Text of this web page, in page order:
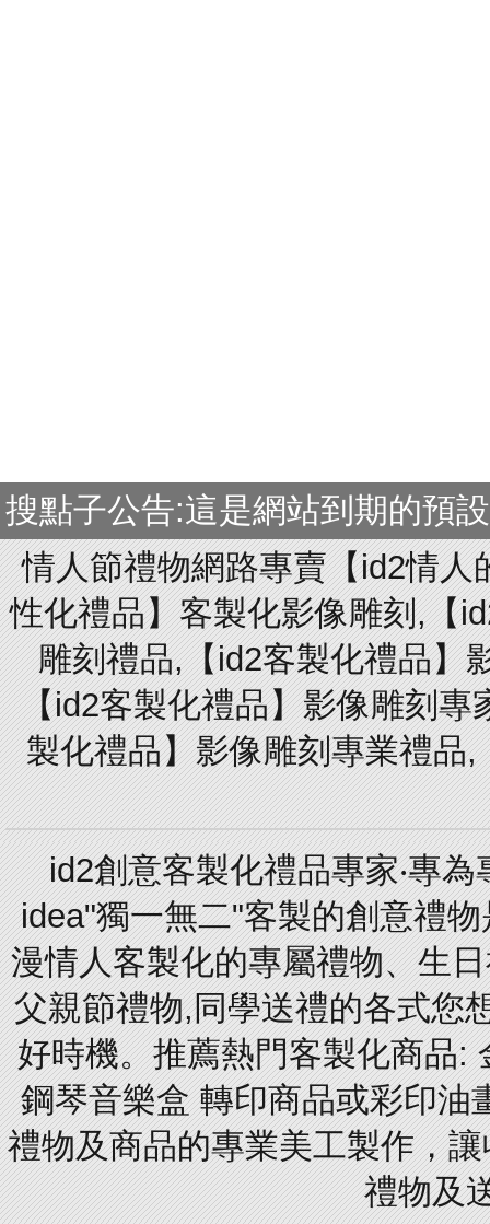
搜點子公告:這是網站到期的預
情人節禮物網路專賣【id2情
性化禮品】客製化影像雕刻,【
雕刻禮品,【id2客製化禮品】
【id2客製化禮品】影像雕刻
製化禮品】影像雕刻專業禮品
id2創意客製化禮品專家‧專
idea"獨一無二"客製的創意禮
漫情人客製化的專屬禮物、生
父親節禮物,同學送禮的各式您
好時機。推薦熱門客製化商品:
鋼琴音樂盒 轉印商品或彩印油
禮物及商品的專業美工製作，
禮物及